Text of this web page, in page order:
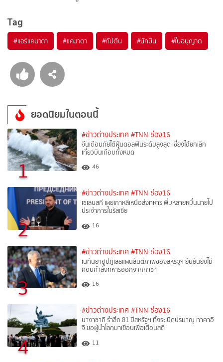
Tag
#แอร์แคนาดา #แคนาดา #กัปตัน #นักบิน #ใบอนุญาต
ยอดนิยมในตอนนี้
1
#ข่าวต่างประเทศ #TNN ช่อง16
จีนเตือนภัยไต้ฝุ่นดอลฟินระดับสูงสุด เซี่ยงไฮ้ยกเลิก
เที่ยวบินเกือบทั้งหมด
46
2
#ข่าวต่างประเทศ #TNN ช่อง16
เซเลนสกี เผยเกาหลีเหนือส่งทหารเพิ่มหลายหมื่นนายไป
ประจำการในรัสเซีย
16
3
#ข่าวต่างประเทศ #TNN ช่อง16
เนทันยาฮูปฏิเสธแผนสันติภาพของสหรัฐฯ ยืนยันยังไม่
ถอนกำลังทหารออกจากกาซา
16
4
#ข่าวต่างประเทศ #TNN ช่อง16
นางาซากิ รำลึก 81 ปีสหรัฐฯ ทิ้งระเบิดปรมาณู ทาคาอิ
จิ ขอผู้นำโลกมาเยือนเพื่อเตือนสติ
11